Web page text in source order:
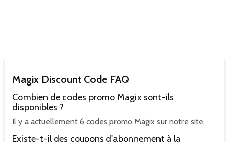
Magix Discount Code FAQ
Combien de codes promo Magix sont-ils
disponibles ?
Il y a actuellement 6 codes promo Magix sur notre site.
Existe-t-il des coupons d'abonnement à la